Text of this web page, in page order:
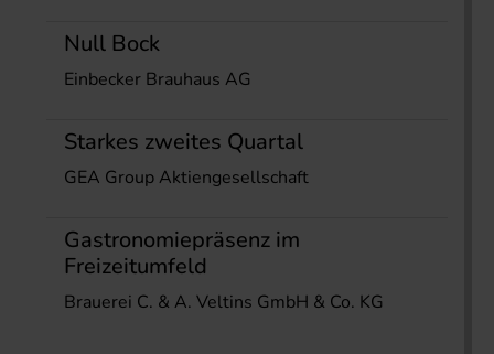
Null Bock
Einbecker Brauhaus AG
Starkes zweites Quartal
GEA Group Aktiengesellschaft
Gastronomiepräsenz im
Freizeitumfeld
Brauerei C. & A. Veltins GmbH & Co. KG